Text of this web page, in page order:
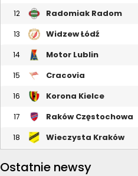
12 Radomiak Radom
13 Widzew Łódź
14 Motor Lublin
15 Cracovia
16 Korona Kielce
17 Raków Częstochowa
18 Wieczysta Kraków
Ostatnie newsy